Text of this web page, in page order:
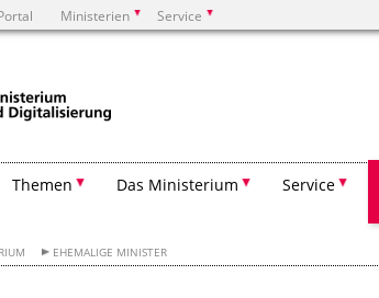
Ministerien Service
Themen Das Ministerium Service
EHEMALIGE MINISTER